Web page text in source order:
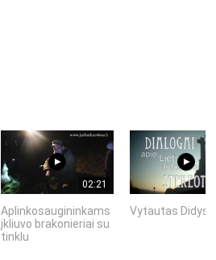
02:21
Aplinkosaugininkams
įkliuvo brakonieriai su
tinklu
Vytautas Didysis